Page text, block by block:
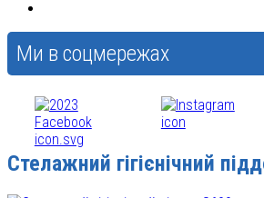
Ми в соцмережах
Стелажний гігієнічний